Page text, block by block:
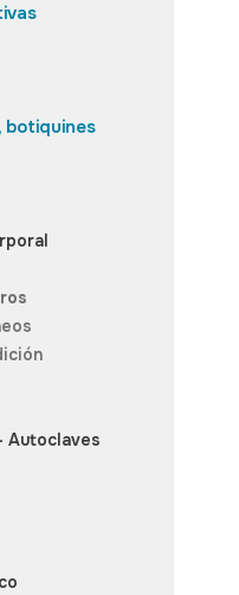
botiquines
Autoclaves